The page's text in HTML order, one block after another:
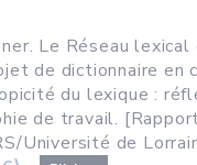
Le Réseau lexical
de dictionnaire en
du lexique :
de travail.
Université de